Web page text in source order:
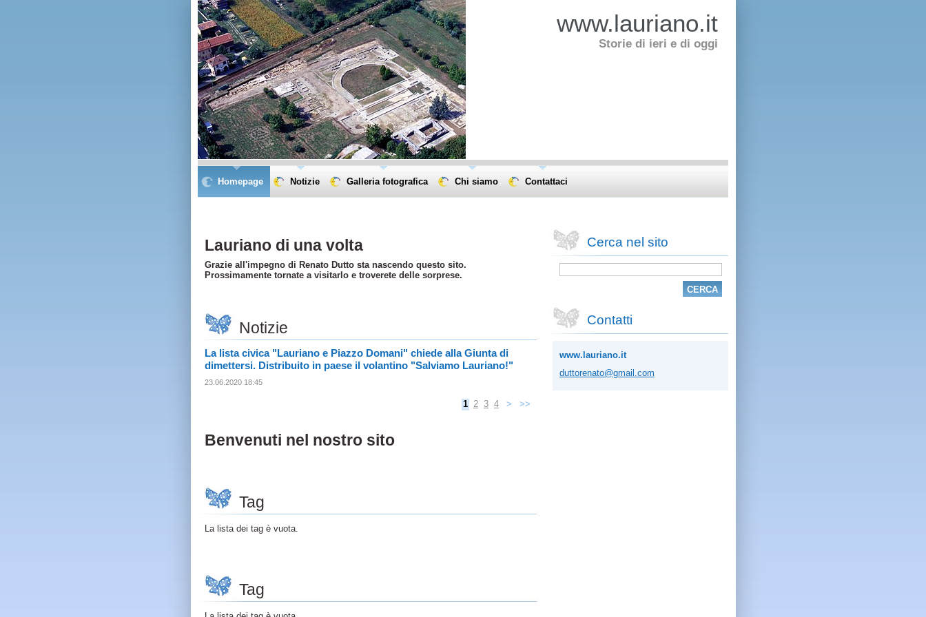
www.lauriano.it
Storie di ieri e di oggi
Lauriano di una volta
Grazie all'impegno di Renato Dutto sta nascendo questo sito.
Prossimamente tornate a visitarlo e troverete delle sorprese.
Notizie
La lista civica "Lauriano e Piazzo Domani" chiede alla Giunta di
dimettersi. Distribuito in paese il volantino "Salviamo Lauriano!"
23.06.2020 18:45
1 2 3 4 > >>
Benvenuti nel nostro sito
Tag
La lista dei tag è vuota.
Tag
Cerca nel sito
Contatti
www.lauriano.it
duttorenato@gmai l.com
Homepage Notizie Galleria fotografica Chi siamo Contattaci